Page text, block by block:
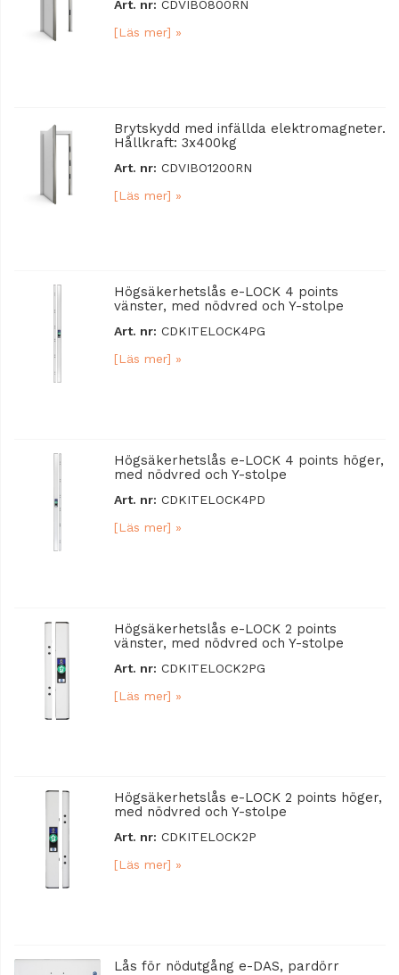
Art. nr: CDVIBO800RN
[Läs mer] »
Brytskydd med infällda elektromagneter.
Hållkraft: 3x400kg
Art. nr: CDVIBO1200RN
[Läs mer] »
Högsäkerhetslås e-LOCK 4 points
vänster, med nödvred och Y-stolpe
Art. nr: CDKITELOCK4PG
[Läs mer] »
Högsäkerhetslås e-LOCK 4 points höger,
med nödvred och Y-stolpe
Art. nr: CDKITELOCK4PD
[Läs mer] »
Högsäkerhetslås e-LOCK 2 points
vänster, med nödvred och Y-stolpe
Art. nr: CDKITELOCK2PG
[Läs mer] »
Högsäkerhetslås e-LOCK 2 points höger,
med nödvred och Y-stolpe
Art. nr: CDKITELOCK2P
[Läs mer] »
Lås för nödutgång e-DAS, pardörr